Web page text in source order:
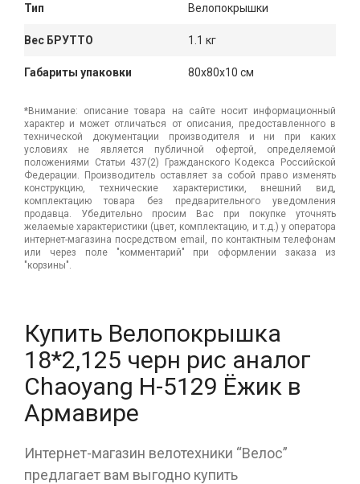
Тип Велопокрышки
Вес БРУТТО 1.1 кг
Габариты упаковки 80x80x10 см
*Внимание: описание товара на сайте носит информационный
характер и может отличаться от описания, предоставленного в
технической документации производителя и ни при каких
условиях не является публичной офертой, определяемой
положениями Статьи 437(2) Гражданского Кодекса Российской
Федерации. Производитель оставляет за собой право изменять
конструкцию, технические характеристики, внешний вид,
комплектацию товара без предварительного уведомления
продавца. Убедительно просим Вас при покупке уточнять
желаемые характеристики (цвет, комплектацию, и т.д.) у оператора
интернет-магазина посредством email, по контактным телефонам
или через поле "комментарий" при оформлении заказа из
"корзины".
Купить Велопокрышка
18*2,125 черн рис аналог
Chaoyang Н-5129 Ёжик в
Армавире
Интернет-магазин велотехники “Велос”
предлагает вам выгодно купить